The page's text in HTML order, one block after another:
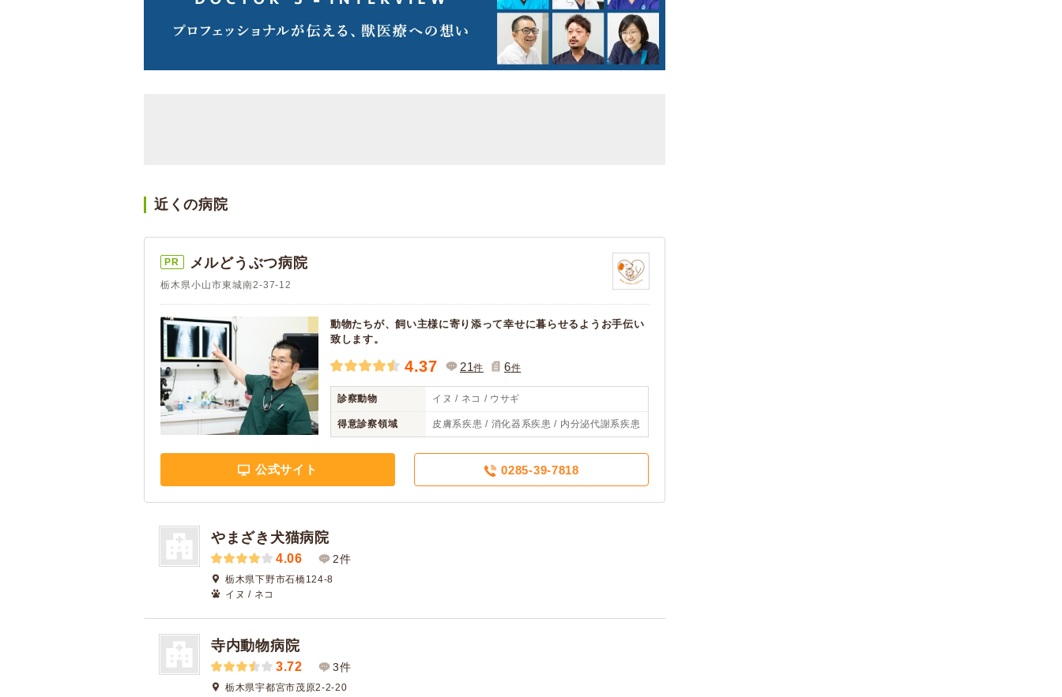
近くの病院
PR メルどうぶつ病院
栃木県小山市東城南2-37-12
動物たちが、飼い主様に寄り添って幸せに暮らせるようお手伝い
致します。
4.37 21件 6件
診察動物 イヌ / ネコ / ウサギ
得意診察領域 皮膚系疾患 / 消化器系疾患 / 内分泌代謝系疾患
公式サイト 0285-39-7818
やまざき犬猫病院
4.06 2件
栃木県下野市石橋124-8
イヌ / ネコ
寺内動物病院
3.72 3件
栃木県宇都宮市茂原2-2-20